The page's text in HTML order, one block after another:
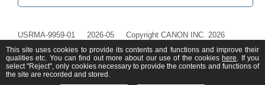
USRMA-9959-01 2026-05 Copyright CANON INC. 2026
This site uses cookies to provide its contents and functions and improve their
qualities etc. You can find out more about our use of the cookies here. If you
select "Reject", only cookies necessary to provide the contents and functions of
the site are recorded and stored.